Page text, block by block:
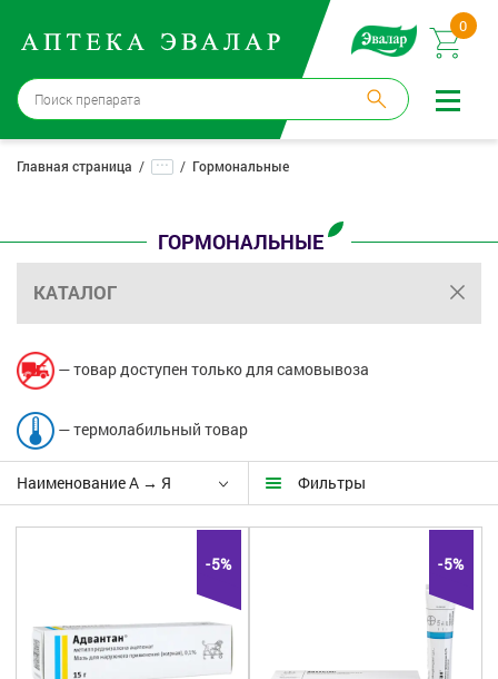
0
Москва→
12 аптек
Доставка и оплата
Способ получения:
Эвалар
Косметика
Гигиена
Изделия медицинского назначения
Медтехника
Главная страница ... Гормональные
ГОРМОНАЛЬНЫЕ
КАТАЛОГ
— товар доступен только для самовывоза
— термолабильный товар
Наименование А → Я Фильтры
-5% -5%